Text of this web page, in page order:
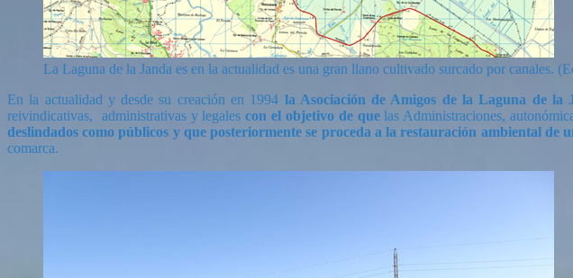
La Laguna de la Janda es en la actualidad es una gran llano cultivado surcado por canales.
En la actualidad y desde su creación en 1994 la Asociación de Amigos de la Laguna de la
reivindicativas, administrativas y legalescon el objetivo de quelas Administraciones,
deslindados como públicos y que posteriormente se proceda a la restauración ambiental de
comarca.